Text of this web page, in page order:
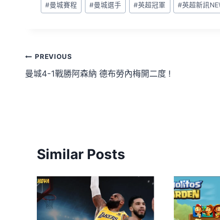
#曼城賽程 #曼城選手 #英超冠軍 #英超新訊
PREVIOUS
曼城4-1戰勝阿森納 德布勞內梅開二度 !
Similar Posts